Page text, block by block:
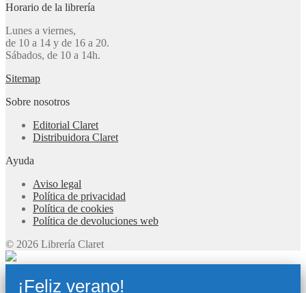
Horario de la librería
Lunes a viernes,
de 10 a 14 y de 16 a 20.
Sábados, de 10 a 14h.
Sitemap
Sobre nosotros
Editorial Claret
Distribuidora Claret
Ayuda
Aviso legal
Política de privacidad
Política de cookies
Política de devoluciones web
© 2026 Librería Claret
¡Feliz verano!